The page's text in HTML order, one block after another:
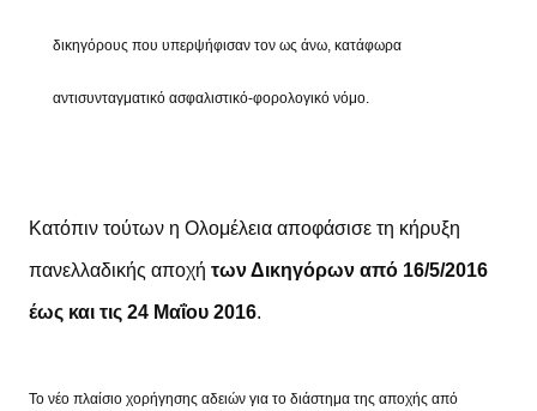
δικηγόρους που υπερψήφισαν τον ως άνω, κατάφωρα
αντισυνταγματικό ασφαλιστικό-φορολογικό νόμο.
Κατόπιν τούτων η Ολομέλεια αποφάσισε τη κήρυξη
πανελλαδικής αποχή των Δικηγόρων από 16/5/2016
έως και τις 24 Μαΐου 2016.
Το νέο πλαίσιο χορήγησης αδειών για το διάστημα της αποχής από